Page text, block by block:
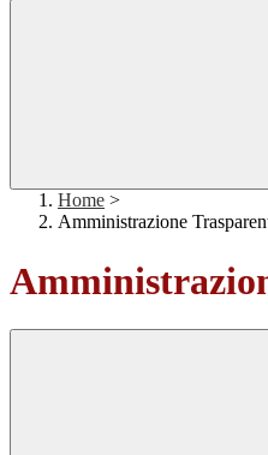
Home >
Amministrazione